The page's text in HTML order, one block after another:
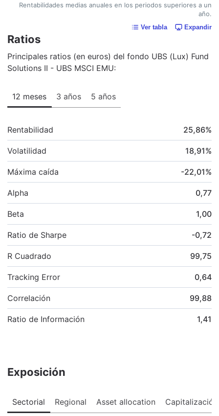
Rentabilidades medias anuales en los periodos superiores a un
año.
Ver tabla Expandir
Ratios
Principales ratios (en euros) del fondo UBS (Lux) Fund
Solutions II - UBS MSCI EMU:
12 meses 3 años 5 años
Rentabilidad 25,86%
Volatilidad 18,91%
Máxima caída -22,01%
Alpha 0,77
Beta 1,00
Ratio de Sharpe -0,72
R Cuadrado 99,75
Tracking Error 0,64
Correlación 99,88
Ratio de Información 1,41
Exposición
Sectorial Regional Asset allocation Capitalización